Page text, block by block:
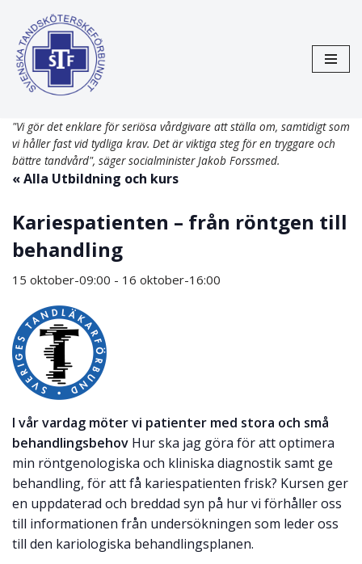
Hoppa
till
innehåll
"Vi gör det enklare för seriösa vårdgivare att ställa om, samtidigt som
vi håller fast vid tydliga krav. Det är viktiga steg för en tryggare och
bättre tandvård", säger socialminister Jakob Forssmed.
« Alla Utbildning och kurs
Kariespatienten – från röntgen till
behandling
15 oktober-09:00 - 16 oktober-16:00
I vår vardag möter vi patienter med stora och små
behandlingsbehov Hur ska jag göra för att optimera
min röntgenologiska och kliniska diagnostik samt ge
behandling, för att få kariespatienten frisk? Kursen ger
en uppdaterad och breddad syn på hur vi förhåller oss
till informationen från undersökningen som leder oss
till den kariologiska behandlingsplanen.